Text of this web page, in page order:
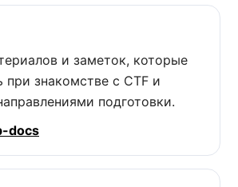
и заметок, которые
при знакомстве с CTF и
подготовки.
docs